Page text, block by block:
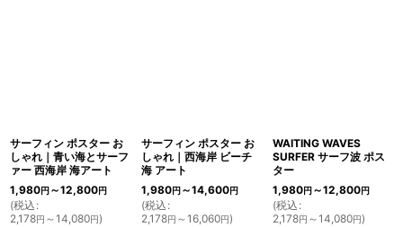
サーフィン ポスター お
しゃれ｜青い海とサーフ
ァー 西海岸 海アート
1,980円～12,800円
(税込 :
2,178円 ～14,080円)
サーフィン ポスター お
しゃれ｜西海岸 ビーチ
海 アート
1,980円～14,600円
(税込 :
2,178円 ～16,060円)
WAITING WAVES
SURFER サーフ波 ポス
ター
1,980円～12,800円
(税込 :
2,178円 ～14,080円)